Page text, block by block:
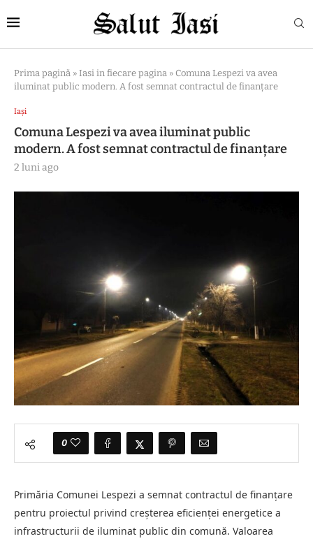
Prima pagină » Iasi in fiecare pagina » Comuna Lespezi va avea
iluminat public modern. A fost semnat contractul de finanțare
Iași
Comuna Lespezi va avea iluminat public
modern. A fost semnat contractul de finanțare
2 luni ago
0
Primăria Comunei Lespezi a semnat contractul de finanțare
pentru proiectul privind creșterea eficienței energetice a
infrastructurii de iluminat public din comună. Valoarea